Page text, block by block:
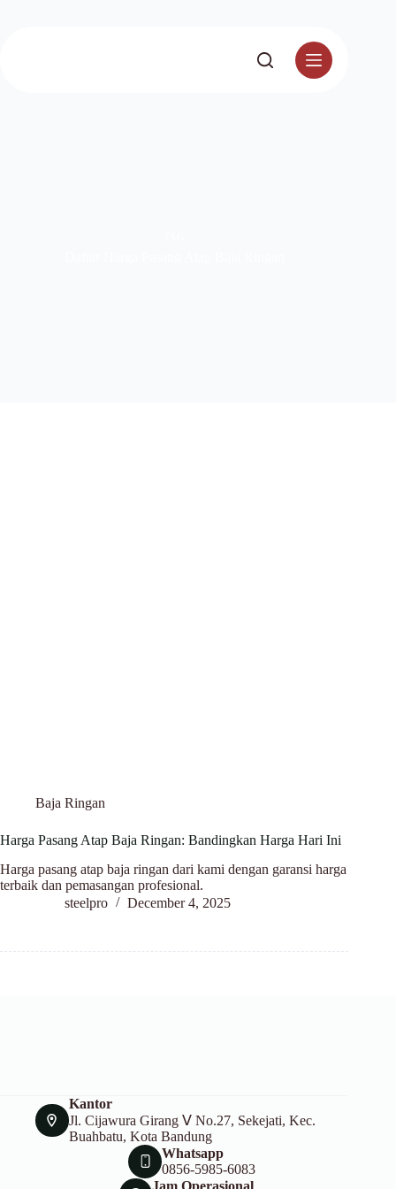
Baja Ringan
Harga Pasang Atap Baja Ringan: Bandingkan Harga Hari Ini
Harga pasang atap baja ringan dari kami dengan garansi harga
terbaik dan pemasangan profesional.
steelpro
December 4, 2025
Kantor
Jl. Cijawura Girang Ⅴ No.27, Sekejati, Kec.
Buahbatu, Kota Bandung
Whatsapp
0856-5985-6083